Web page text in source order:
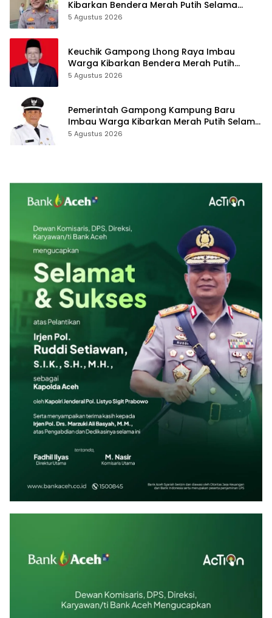
Kibarkan Bendera Merah Putih Selama
Bulan Agustus
5 Agustus 2026
Keuchik Gampong Lhong Raya Imbau
Warga Kibarkan Bendera Merah Putih
Selama Agustus 2026
5 Agustus 2026
Pemerintah Gampong Kampung Baru
Imbau Warga Kibarkan Merah Putih Selama
Agustus 2026
5 Agustus 2026